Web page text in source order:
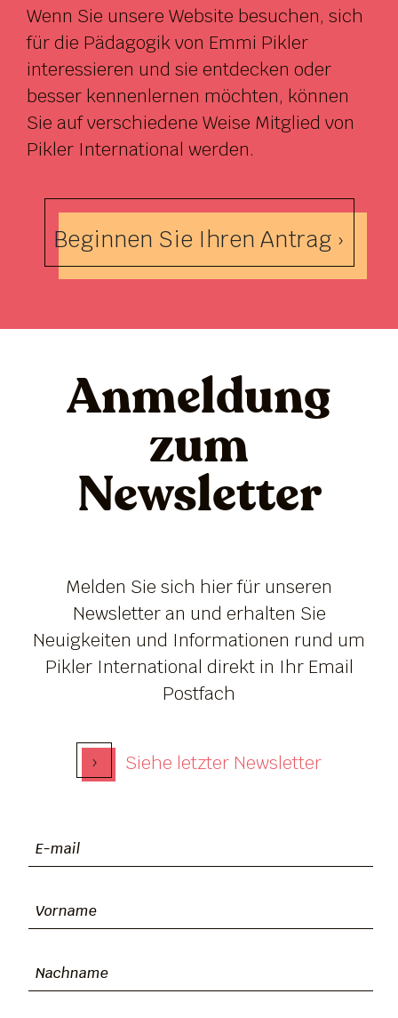
Wenn Sie unsere Website besuchen, sich
für die Pädagogik von Emmi Pikler
interessieren und sie entdecken oder
besser kennenlernen möchten, können
Sie auf verschiedene Weise Mitglied von
Pikler International werden.
Beginnen Sie Ihren Antrag ›
Anmeldung
zum
Newsletter
Melden Sie sich hier für unseren
Newsletter an und erhalten Sie
Neuigkeiten und Informationen rund um
Pikler International direkt in Ihr Email
Postfach
› Siehe letzter Newsletter